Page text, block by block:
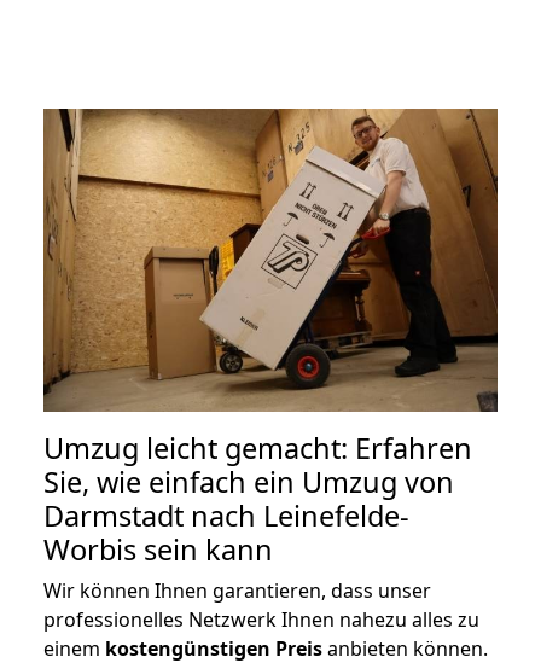
Umzug leicht gemacht: Erfahren
Sie, wie einfach ein Umzug von
Darmstadt nach Leinefelde-
Worbis sein kann
Wir können Ihnen garantieren, dass unser
professionelles Netzwerk Ihnen nahezu alles zu
einem kostengünstigen Preisanbieten können.